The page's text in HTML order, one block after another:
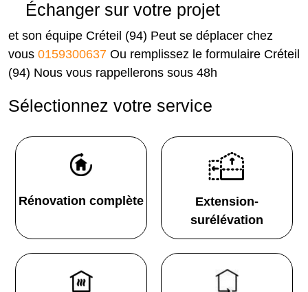
Échanger sur votre projet
et son équipe Créteil (94) Peut se déplacer chez
vous 0159300637 Ou remplissez le formulaire Créteil
(94) Nous vous rappellerons sous 48h
Sélectionnez votre service
Rénovation complète
Extension-
surélévation